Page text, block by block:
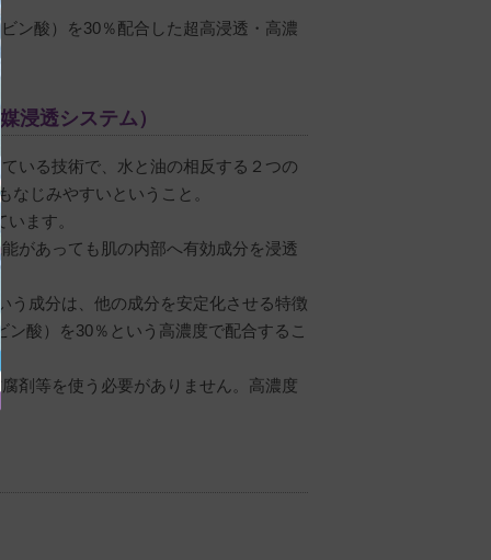
ン酸）を30％配合した超高浸透・高濃
浸透システム）
いる技術で、水と油の相反する２つの
じみやすいということ。
ます。
があっても肌の内部へ有効成分を浸透
う成分は、他の成分を安定化させる特徴
酸）を30％という高濃度で配合するこ
剤等を使う必要がありません。高濃度